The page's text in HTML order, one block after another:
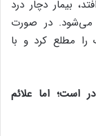
بیمار دچار درد
می‌شود. در صورت
را مطلع کرد و با
است؛ اما علائم